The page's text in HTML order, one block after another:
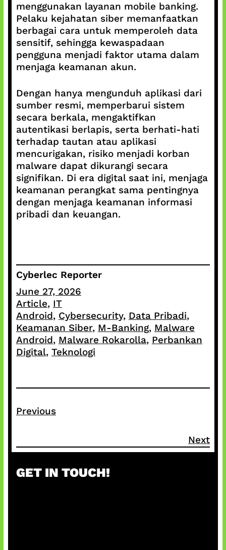
menggunakan layanan mobile banking.
Pelaku kejahatan siber memanfaatkan
berbagai cara untuk memperoleh data
sensitif, sehingga kewaspadaan
pengguna menjadi faktor utama dalam
menjaga keamanan akun.
Dengan hanya mengunduh aplikasi dari
sumber resmi, memperbarui sistem
secara berkala, mengaktifkan
autentikasi berlapis, serta berhati-hati
terhadap tautan atau aplikasi
mencurigakan, risiko menjadi korban
malware dapat dikurangi secara
signifikan. Di era digital saat ini, menjaga
keamanan perangkat sama pentingnya
dengan menjaga keamanan informasi
pribadi dan keuangan.
Cyberlec Reporter
June 27, 2026
Article, IT
Android, Cybersecurity, Data Pribadi ,
Keamanan Siber, M-Banking, Malware
Android, Malware Rokarolla, Perbankan
Digital, Teknologi
Previous
Next
GET IN TOUCH!